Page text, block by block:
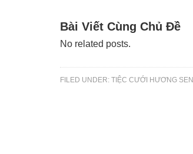
Bài Viết Cùng Chủ Đề
No related posts.
FILED UNDER: TIỆC CƯỚI HƯƠNG SEN